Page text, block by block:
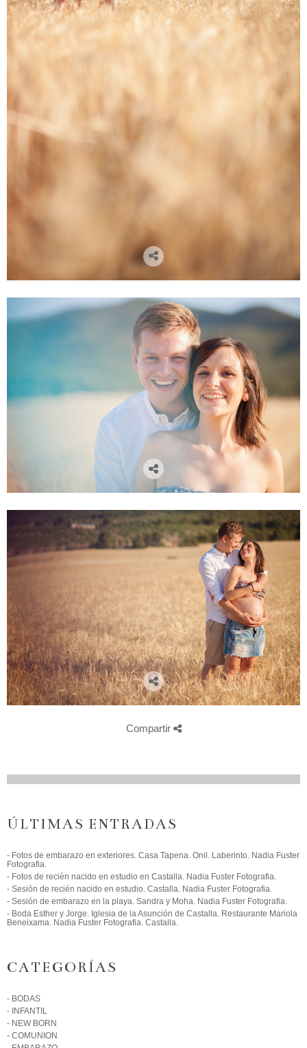
Compartir
ÚLTIMAS ENTRADAS
- Fotos de embarazo en exteriores. Casa Tapena. Onil. Laberinto. Nadia Fuster
Fotografia.
- Fotos de recién nacido en estudio en Castalla. Nadia Fuster Fotografia.
- Sesión de recién nacido en estudio. Castalla. Nadia Fuster Fotografia.
- Sesión de embarazo en la playa. Sandra y Moha. Nadia Fuster Fotografia.
- Boda Esther y Jorge. Iglesia de la Asunción de Castalla. Restaurante Mariola
Beneixama. Nadia Fuster Fotografia. Castalla.
CATEGORÍAS
- BODAS
- INFANTIL
- NEW BORN
- COMUNION